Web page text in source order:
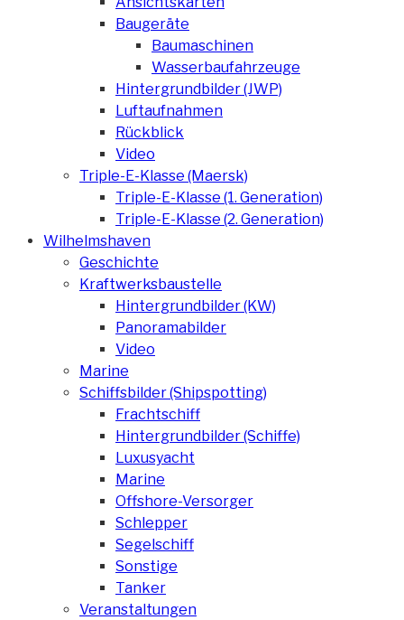
Baugeräte
Baumaschinen
Wasserbaufahrzeuge
Hintergrundbilder (JWP)
Luftaufnahmen
Rückblick
Video
Triple-E-Klasse (Maersk)
Triple-E-Klasse (1. Generation)
Triple-E-Klasse (2. Generation)
Wilhelmshaven
Geschichte
Kraftwerksbaustelle
Hintergrundbilder (KW)
Panoramabilder
Video
Marine
Schiffsbilder (Shipspotting)
Frachtschiff
Hintergrundbilder (Schiffe)
Luxusyacht
Marine
Offshore-Versorger
Schlepper
Segelschiff
Sonstige
Tanker
Veranstaltungen